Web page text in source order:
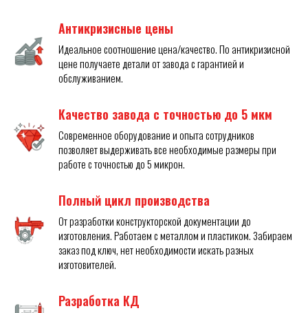
Антикризисные цены
Идеальное соотношение цена/качество. По антикризисной
цене получаете детали от завода с гарантией и
обслуживанием.
Качество завода с точностью до 5 мкм
Современное оборудование и опыта сотрудников
позволяет выдерживать все необходимые размеры при
работе с точностью до 5 микрон.
Полный цикл производства
От разработки конструкторской документации до
изготовления. Работаем с металлом и пластиком. Забираем
заказ под ключ, нет необходимости искать разных
изготовителей.
Разработка КД